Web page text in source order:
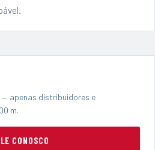
apenas distribuidores e
m.
CONOSCO